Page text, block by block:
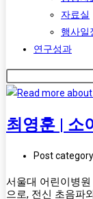
자료실
행사일
연구성과
최영훈 | 소
Post
서울대 어린이병
으로, 전신 초음파